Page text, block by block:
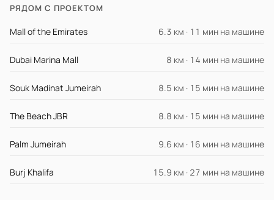
РЯДОМ С ПРОЕКТОМ
Mall of the Emirates 6.3 км · 11 мин на машине
Dubai Marina Mall 8 км · 14 мин на машине
Souk Madinat Jumeirah 8.5 км · 15 мин на машине
The Beach JBR 8.8 км · 15 мин на машине
Palm Jumeirah 9.6 км · 16 мин на машине
Burj Khalifa 15.9 км · 27 мин на машине